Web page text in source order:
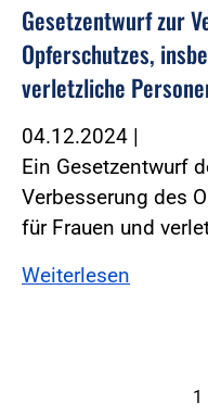
Gesetzentwurf zur
Opferschutzes,
verletzliche
04.12.2024 |
Ein Gesetzentwurf
Verbesserung des
für Frauen und
Weiterlesen
1